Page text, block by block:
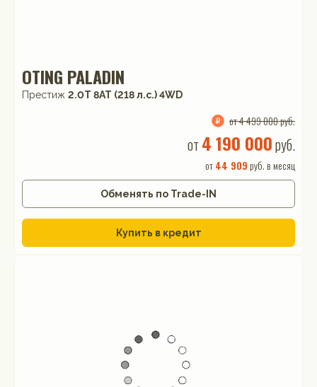
OTING PALADIN
Престиж 2.0T 8AT (218 л.с.) 4WD
от 4 499 000 руб.
от 4 190 000руб.
от44 909 руб. в месяц
Обменять по Trade-IN
Купить в кредит